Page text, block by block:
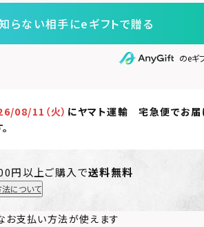
らない相手にeギフトで贈る
のeギ
08/11（火） にヤマト運輸 宅急便でお届
円以上ご購入で送料無料
について
お支払い方法が使えます